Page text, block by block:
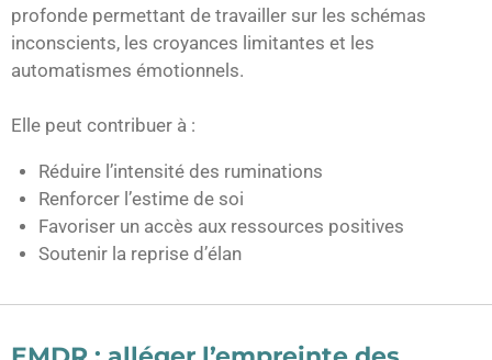
profonde permettant de travailler sur les schémas
inconscients, les croyances limitantes et les
automatismes émotionnels.
Elle peut contribuer à :
Réduire l’intensité des ruminations
Renforcer l’estime de soi
Favoriser un accès aux ressources positives
Soutenir la reprise d’élan